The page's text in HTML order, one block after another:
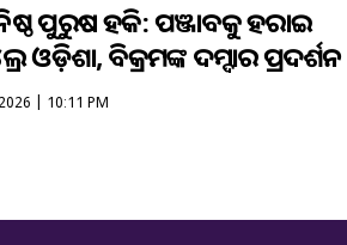
ପୁରୁଷ ହକି: ପଞ୍ଜାବକୁ ହରାଇ
ଓଡ଼ିଶା, ବିକ୍ରମଙ୍କ ଦମ୍ଦାର ପ୍ରଦର୍ଶନ
| 10:11 PM